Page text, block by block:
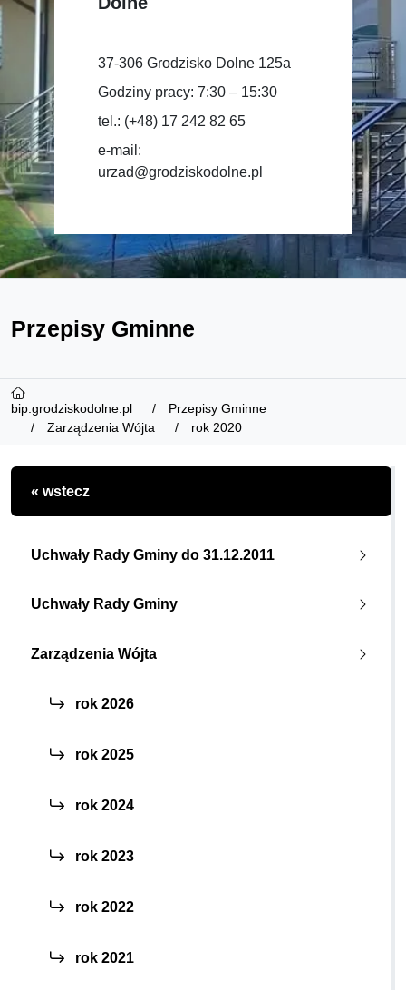
37-306 Grodzisko Dolne 125a
Godziny pracy: 7:30 – 15:30
tel.: (+48) 17 242 82 65
e-mail:
urzad@grodziskodolne.pl
Przepisy Gminne
bip.grodziskodolne.pl
Przepisy Gminne
Zarządzenia Wójta
rok 2020
« wstecz
Uchwały Rady Gminy do 31.12.2011
Uchwały Rady Gminy
Zarządzenia Wójta
rok 2026
rok 2025
rok 2024
rok 2023
rok 2022
rok 2021